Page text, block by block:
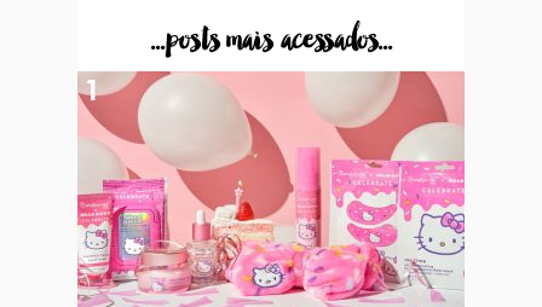
...posts mais acessados...
1